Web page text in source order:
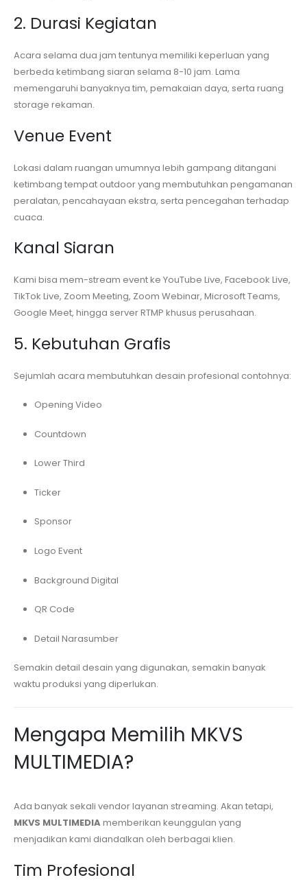
2. Durasi Kegiatan
Acara selama dua jam tentunya memiliki keperluan yang
berbeda ketimbang siaran selama 8-10 jam. Lama
memengaruhi banyaknya tim, pemakaian daya, serta ruang
storage rekaman.
Venue Event
Lokasi dalam ruangan umumnya lebih gampang ditangani
ketimbang tempat outdoor yang membutuhkan pengamanan
peralatan, pencahayaan ekstra, serta pencegahan terhadap
cuaca.
Kanal Siaran
Kami bisa mem-stream event ke YouTube Live, Facebook Live,
TikTok Live, Zoom Meeting, Zoom Webinar, Microsoft Teams,
Google Meet, hingga server RTMP khusus perusahaan.
5. Kebutuhan Grafis
Sejumlah acara membutuhkan desain profesional contohnya:
Opening Video
Countdown
Lower Third
Ticker
Sponsor
Logo Event
Background Digital
QR Code
Detail Narasumber
Semakin detail desain yang digunakan, semakin banyak
waktu produksi yang diperlukan.
Mengapa Memilih MKVS
MULTIMEDIA?
Ada banyak sekali vendor layanan streaming. Akan tetapi,
MKVS MULTIMEDIAmemberikan keunggulan yang
menjadikan kami diandalkan oleh berbagai klien.
Tim Profesional